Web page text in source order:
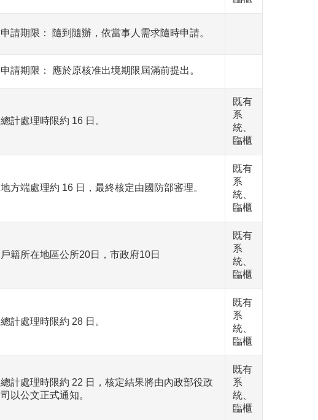
申請期限： 隨到隨辦，依當事人需求隨時申請。
申請期限： 應於原核准出境期限屆滿前提出。
總計處理時限約 16 日。
既有
系
統、
臨櫃
地方端處理約 16 日，最終核定由國防部審理。
既有
系
統、
臨櫃
戶籍所在地區公所20日，市政府10日
既有
系
統、
臨櫃
總計處理時限約 28 日。
既有
系
統、
臨櫃
總計處理時限約 22 日，核定結果將由內政部役政
司以公文正式通知。
既有
系
統、
臨櫃